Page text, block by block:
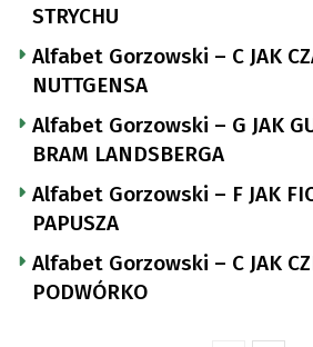
STRYCHU
Alfabet Gorzowski – C JAK
NUTTGENSA
Alfabet Gorzowski – G JAK
BRAM LANDSBERGA
Alfabet Gorzowski – F JAK
PAPUSZA
Alfabet Gorzowski – C JAK
PODWÓRKO